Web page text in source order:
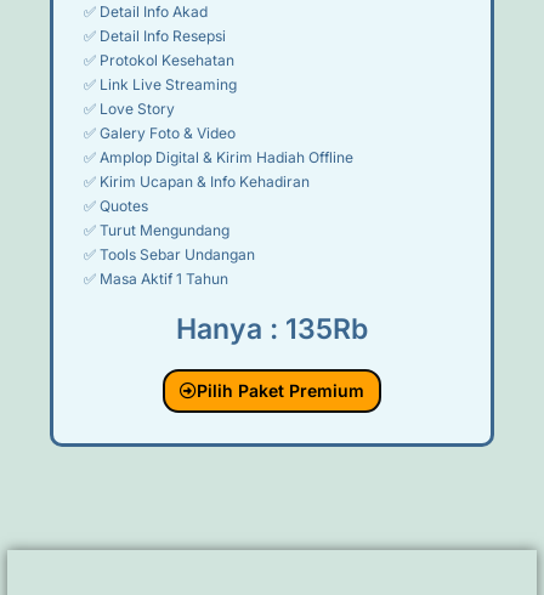
✅ Detail Info Akad
✅ Detail Info Resepsi
✅ Protokol Kesehatan
✅ Link Live Streaming
✅ Love Story
✅ Galery Foto & Video
✅ Amplop Digital & Kirim Hadiah Offline
✅ Kirim Ucapan & Info Kehadiran
✅ Quotes
✅ Turut Mengundang
✅ Tools Sebar Undangan
✅ Masa Aktif 1 Tahun
Hanya : 135Rb
Pilih Paket Premium